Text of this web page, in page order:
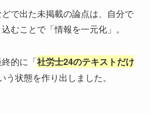
で出た未掲載の論点は、自分で
むことで「情報を一元化」。
的に「社労士24のテキストだけ
う状態を作り出しました。